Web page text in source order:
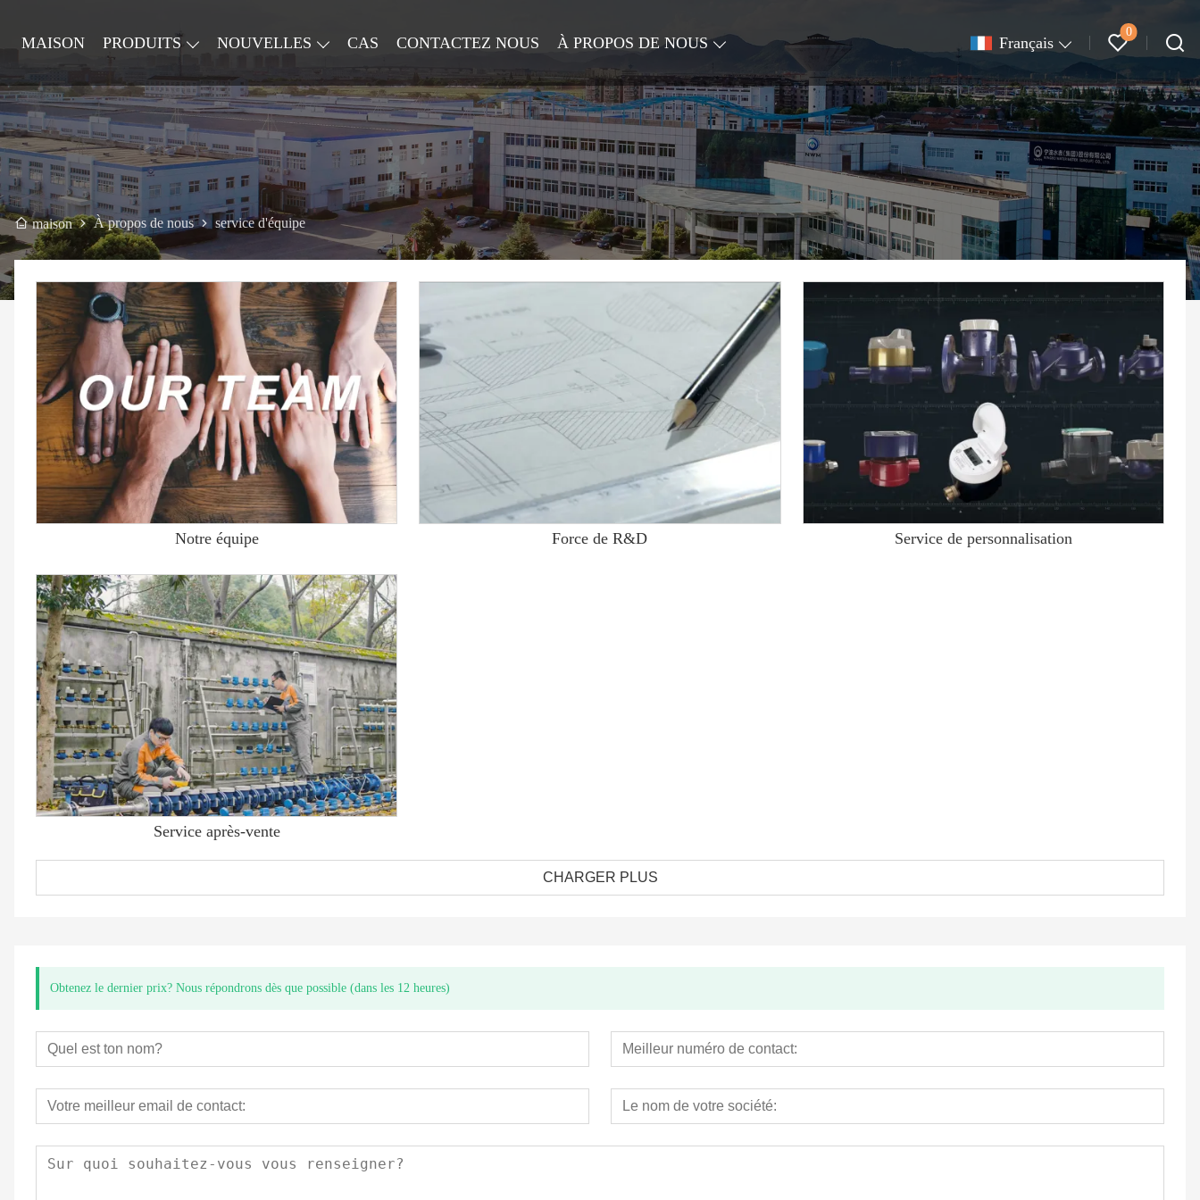
MAISON PRODUITS NOUVELLES CAS CONTACTEZ NOUS À PROPOS DE NOUS Français
0
maison À propos de nous service d'équipe
Notre équipe Force de R&D Service de personnalisation
Service après-vente
CHARGER PLUS
Obtenez le dernier prix? Nous répondrons dès que possible (dans les 12 heures)